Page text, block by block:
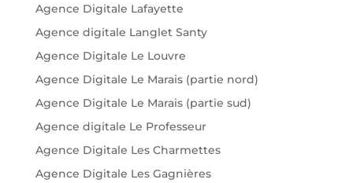
Agence Digitale Lafayette
Agence digitale Langlet Santy
Agence Digitale Le Louvre
Agence Digitale Le Marais (partie nord)
Agence Digitale Le Marais (partie sud)
Agence digitale Le Professeur
Agence Digitale Les Charmettes
Agence Digitale Les Gagnières